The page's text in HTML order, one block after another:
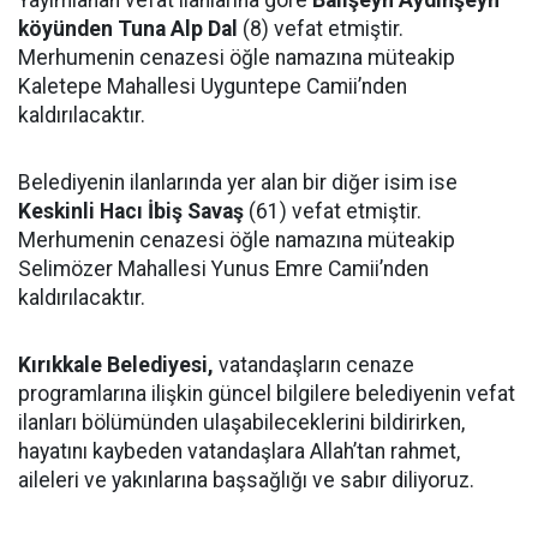
köyünden Tuna Alp Dal (8) vefat etmiştir.
Merhumenin cenazesi öğle namazına müteakip
Kaletepe Mahallesi Uyguntepe Camii’nden
kaldırılacaktır.
Belediyenin ilanlarında yer alan bir diğer isim ise
Keskinli Hacı İbiş Savaş (61) vefat etmiştir.
Merhumenin cenazesi öğle namazına müteakip
Selimözer Mahallesi Yunus Emre Camii’nden
kaldırılacaktır.
Kırıkkale Belediyesi, vatandaşların cenaze
programlarına ilişkin güncel bilgilere belediyenin vefat
ilanları bölümünden ulaşabileceklerini bildirirken,
hayatını kaybeden vatandaşlara Allah’tan rahmet,
aileleri ve yakınlarına başsağlığı ve sabır diliyoruz.